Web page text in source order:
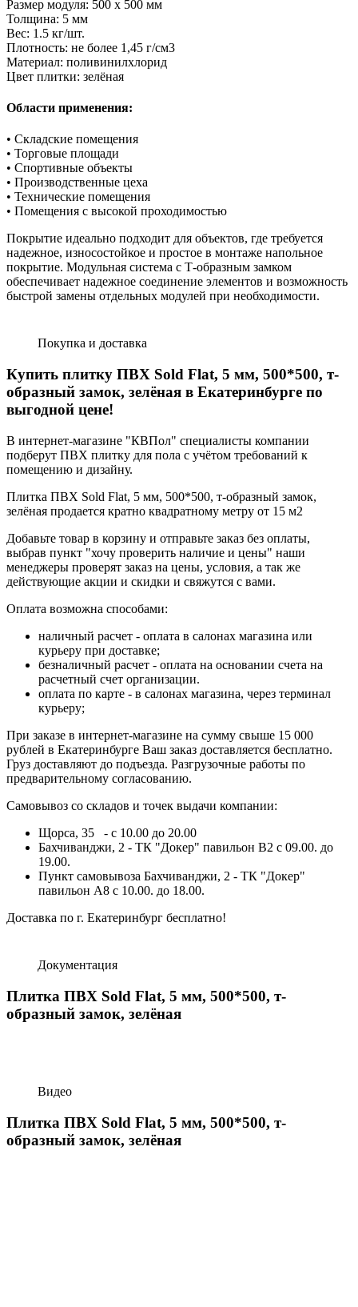
Размер модуля: 500 x 500 мм
Толщина: 5 мм
Вес: 1.5 кг/шт.
Плотность: не более 1,45 г/см3
Материал: поливинилхлорид
Цвет плитки: зелёная
Области применения:
• Складские помещения
• Торговые площади
• Спортивные объекты
• Производственные цеха
• Технические помещения
• Помещения с высокой проходимостью
Покрытие идеально подходит для объектов, где требуется
надежное, износостойкое и простое в монтаже напольное
покрытие. Модульная система с Т-образным замком
обеспечивает надежное соединение элементов и возможность
быстрой замены отдельных модулей при необходимости.
Покупка и доставка
Купить плитку ПВХ Sold Flat, 5 мм, 500*500, т-
образный замок, зелёная в Екатеринбурге по
выгодной цене!
В интернет-магазине "КВПол" специалисты компании
подберут ПВХ плитку для пола с учётом требований к
помещению и дизайну.
Плитка ПВХ Sold Flat, 5 мм, 500*500, т-образный замок,
зелёная продается кратно квадратному метру от 15 м2
Добавьте товар в корзину и отправьте заказ без оплаты,
выбрав пункт "хочу проверить наличие и цены" наши
менеджеры проверят заказ на цены, условия, а так же
действующие акции и скидки и свяжутся с вами.
Оплата возможна способами:
наличный расчет - оплата в салонах магазина или
курьеру при доставке;
безналичный расчет - оплата на основании счета на
расчетный счет организации.
оплата по карте - в салонах магазина, через терминал
курьеру;
При заказе в интернет-магазине на сумму свыше 15 000
рублей в Екатеринбурге Ваш заказ доставляется бесплатно.
Груз доставляют до подъезда. Разгрузочные работы по
предварительному согласованию.
Самовывоз со складов и точек выдачи компании:
Щорса, 35 - с 10.00 до 20.00
Бахчиванджи, 2 - ТК "Докер" павильон B2 с 09.00. до
19.00.
Пункт самовывоза Бахчиванджи, 2 - ТК "Докер"
павильон А8 с 10.00. до 18.00.
Доставка по г. Екатеринбург бесплатно!
Документация
Плитка ПВХ Sold Flat, 5 мм, 500*500, т-
образный замок, зелёная
Видео
Плитка ПВХ Sold Flat, 5 мм, 500*500, т-
образный замок, зелёная